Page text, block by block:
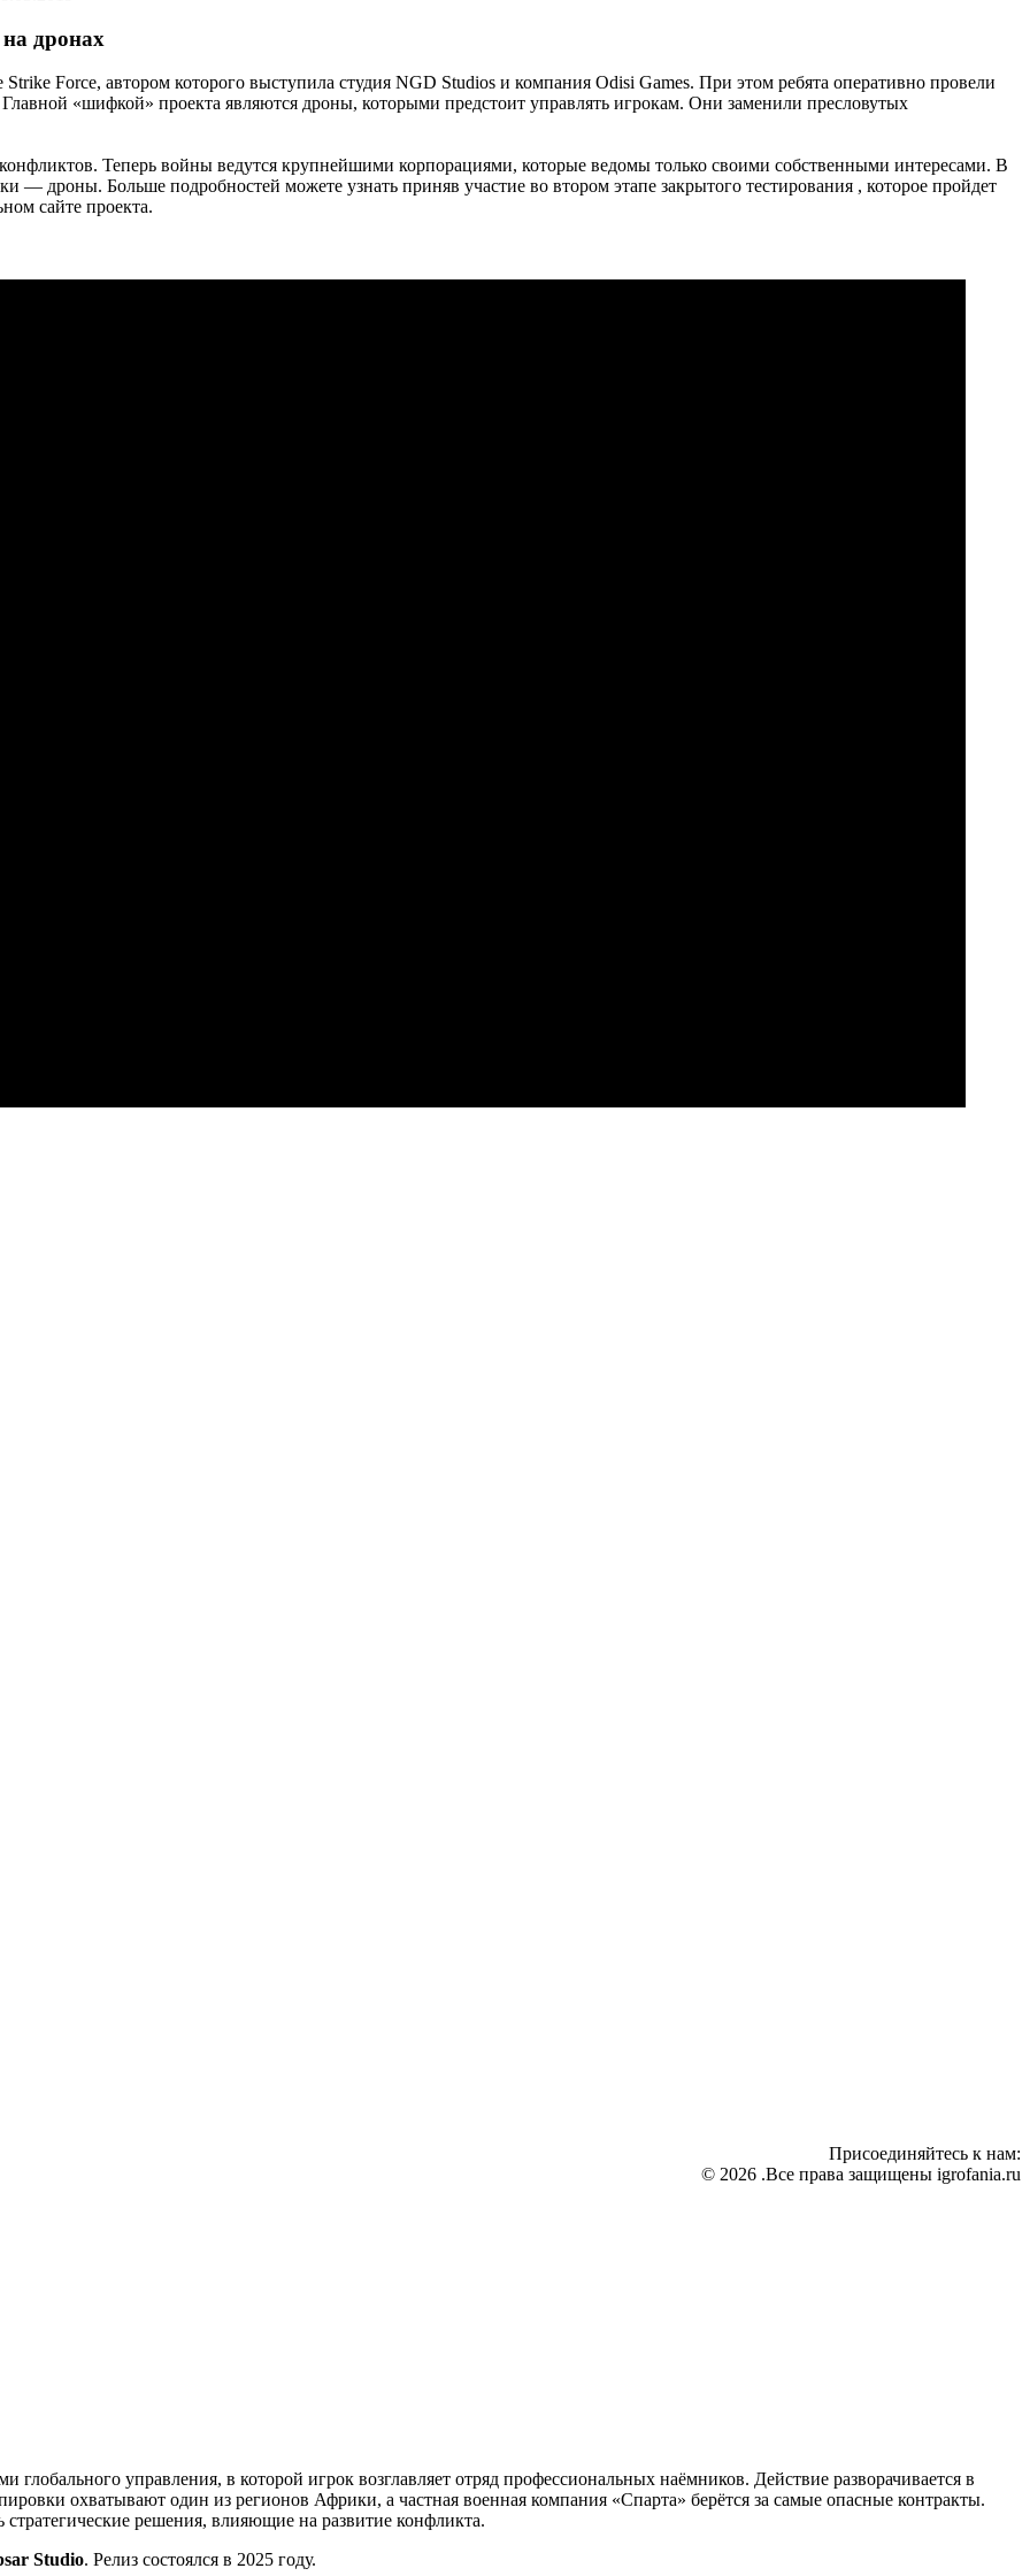
дронах
Force, автором которого выступила студия NGD Studios и компания Odisi Games. При этом ребята оперативно провели
«шифкой» проекта являются дроны, которыми предстоит управлять игрокам. Они заменили пресловутых
Теперь войны ведутся крупнейшими корпорациями, которые ведомы только своими собственными интересами. В
— дроны. Больше подробностей можете узнать приняв участие во втором этапе закрытого тестирования , которое пройдет
сайте проекта.
Присоединяйтесь к нам:
© 2026 .Все права защищены igrofania.ru
глобального управления, в которой игрок возглавляет отряд профессиональных наёмников. Действие разворачивается в
охватывают один из регионов Африки, а частная военная компания «Спарта» берётся за самые опасные контракты.
решения, влияющие на развитие конфликта.
Studio. Релиз состоялся в 2025 году.